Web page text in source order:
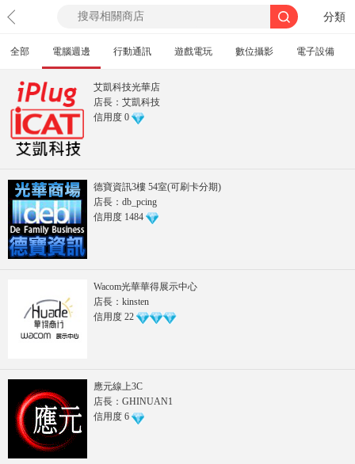
分類
全部 電腦週邊 行動通訊 遊戲電玩 數位攝影 電子設備
艾凱科技光華店
店長：艾凱科技
信用度 0
德寶資訊3樓 54室(可刷卡分期)
店長：db_pcing
信用度 1484
Wacom光華華得展示中心
店長：kinsten
信用度 22
應元線上3C
店長：GHINUAN1
信用度 6